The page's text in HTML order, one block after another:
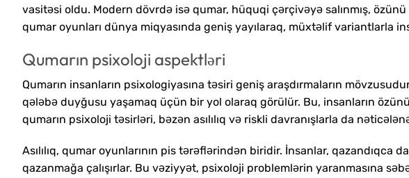
vasitəsi oldu. Modern dövrdə isə qumar, hüquqi çərçivəyə salınmış,
qumar oyunları dünya miqyasında geniş yayılaraq, müxtəlif variantlarla
Qumarın psixoloji aspektləri
Qumarın insanların psixologiyasına təsiri geniş araşdırmaların
qələbə duyğusu yaşamaq üçün bir yol olaraq görülür. Bu, insanların
qumarın psixoloji təsirləri, bəzən asılılıq və riskli davranışlarla da
Asılılıq, qumar oyunlarının pis tərəflərindən biridir. İnsanlar, qazandıqca
qazanmağa çalışırlar. Bu vəziyyət, psixoloji problemlərin yaranmasına